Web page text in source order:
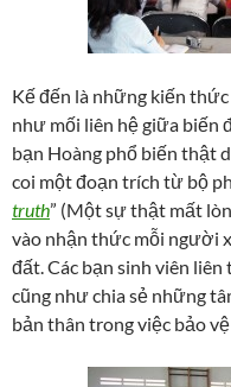
Kế đến là những kiến
như mối liên hệ giữa biến
bạn Hoàng phổ biến thật
coi một đoạn trích từ bộ
truth” (Một sự thật mất
vào nhận thức mỗi người
đất. Các bạn sinh viên liên
cũng như chia sẻ những
bản thân trong việc bảo